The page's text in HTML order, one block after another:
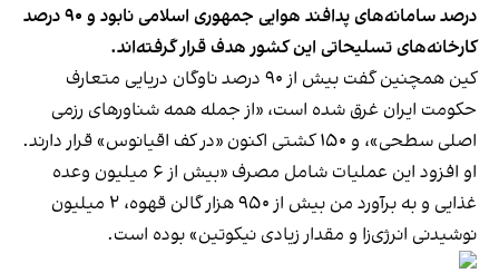
درصد سامانه‌های پدافند هوایی جمهوری اسلامی نابود و ۹۰ درصد
کارخانه‌های تسلیحاتی این کشور هدف قرار گرفته‌اند.
کین همچنین گفت بیش از ۹۰ درصد ناوگان دریایی متعارف
حکومت ایران غرق شده است، «از جمله همه شناورهای رزمی
اصلی سطحی»، و ۱۵۰ کشتی اکنون «در کف اقیانوس» قرار دارند.
او افزود این عملیات شامل مصرف «بیش از ۶ میلیون وعده
غذایی و به برآورد من بیش از ۹۵۰ هزار گالن قهوه، ۲ میلیون
نوشیدنی انرژی‌زا و مقدار زیادی نیکوتین» بوده است.